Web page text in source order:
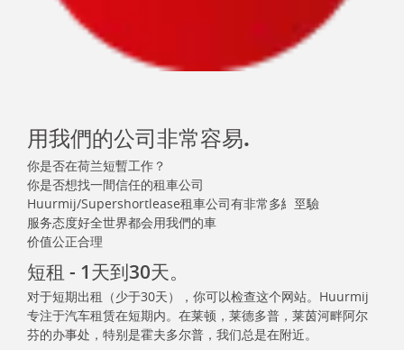
用我們的公司非常容易.
你是否在荷兰短暫工作？
你是否想找一間信任的租車公司
Huurmij/Supershortlease租車公司有非常多糹巠驗
服务态度好全世界都会用我們的車
价值公正合理
短租 - 1天到30天。
对于短期出租（少于30天），你可以检查这个网站。Huurmij
专注于汽车租赁在短期内。在莱顿，莱德多普，莱茵河畔阿尔
芬的办事处，特别是霍夫多尔普，我们总是在附近。